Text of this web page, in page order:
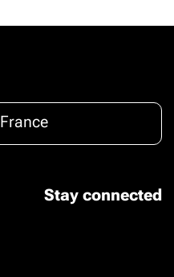
France
Stay connected